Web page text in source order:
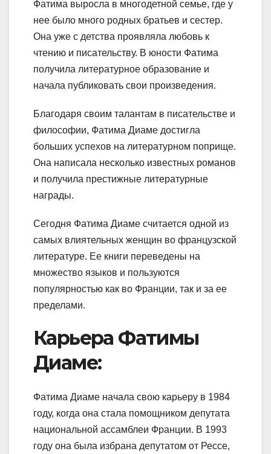
Фатима выросла в многодетной семье, где у
нее было много родных братьев и сестер.
Она уже с детства проявляла любовь к
чтению и писательству. В юности Фатима
получила литературное образование и
начала публиковать свои произведения.
Благодаря своим талантам в писательстве и
философии, Фатима Диаме достигла
больших успехов на литературном поприще.
Она написала несколько известных романов
и получила престижные литературные
награды.
Сегодня Фатима Диаме считается одной из
самых влиятельных женщин во французской
литературе. Ее книги переведены на
множество языков и пользуются
популярностью как во Франции, так и за ее
пределами.
Карьера Фатимы
Диаме:
Фатима Диаме начала свою карьеру в 1984
году, когда она стала помощником депутата
национальной ассамблеи Франции. В 1993
году она была избрана депутатом от Рессе,